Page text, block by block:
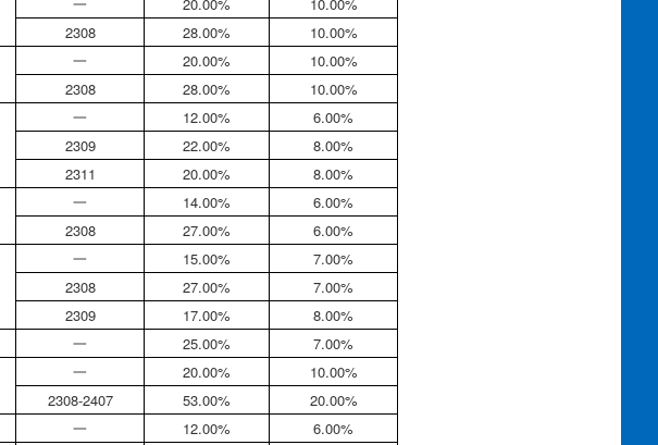
2308
28.00% 10.00%
一 20.00%
10.00%
2308
28.00% 10.00%
一 12.00%
6.00%
2309
22.00%
8.00%
2311
20.00% 8.00%
一 14.00%
6.00%
2308
27.00% 6.00%
一 15.00%
7.00%
2308
27.00%
7.00%
2309
17.00%
8.00%
一 25.00% 7.00%
一 20.00%
10.00%
2308-2407
53.00% 20.00%
一 12.00% 6.00%